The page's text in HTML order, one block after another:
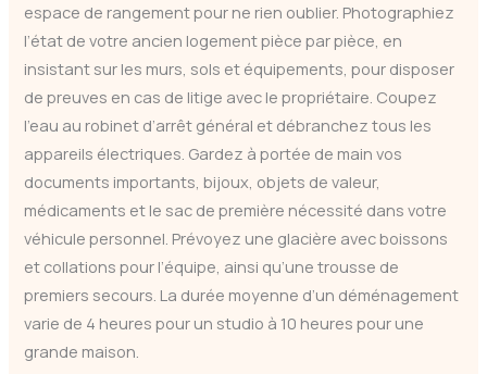
espace de rangement pour ne rien oublier. Photographiez
l’état de votre ancien logement pièce par pièce, en
insistant sur les murs, sols et équipements, pour disposer
de preuves en cas de litige avec le propriétaire. Coupez
l’eau au robinet d’arrêt général et débranchez tous les
appareils électriques. Gardez à portée de main vos
documents importants, bijoux, objets de valeur,
médicaments et le sac de première nécessité dans votre
véhicule personnel. Prévoyez une glacière avec boissons
et collations pour l’équipe, ainsi qu’une trousse de
premiers secours. La durée moyenne d’un déménagement
varie de 4 heures pour un studio à 10 heures pour une
grande maison.